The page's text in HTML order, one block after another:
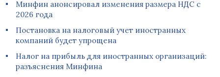
Минфин анонсировал изменения размера НДС с
2026 года
Постановка на налоговый учет иностранных
компаний будет упрощена
Налог на прибыль для иностранных организаций:
разъяснения Минфина